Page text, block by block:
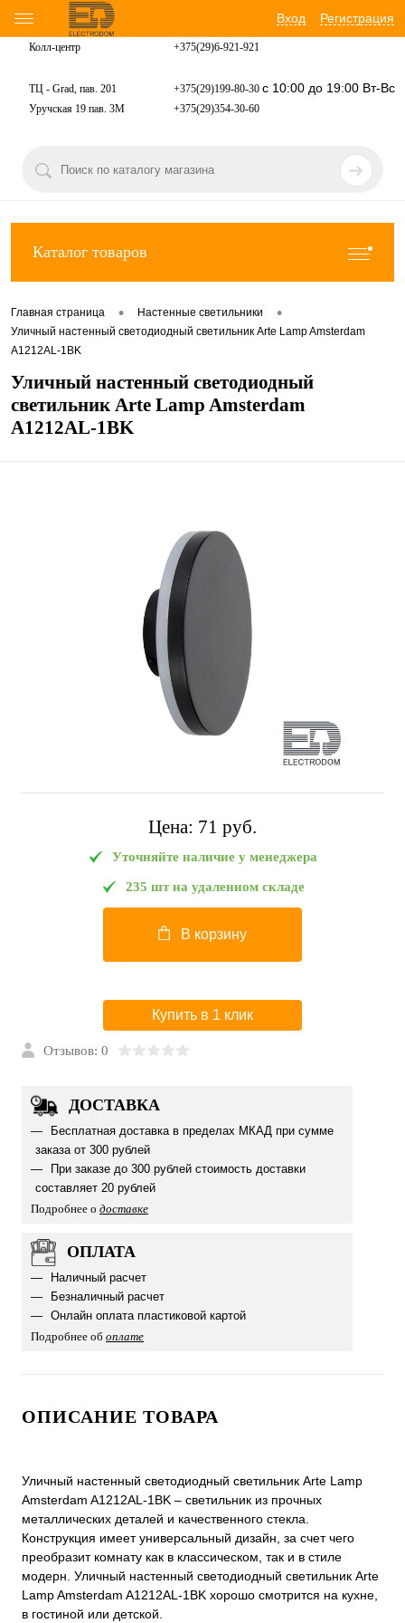
Вход Регистрация
Колл-центр +375(29)6-921-921
ТЦ - Grad, пав. 201 +375(29)199-80-30 с 10:00 до 19:00 Вт-Вс
Уручская 19 пав. 3М +375(29)354-30-60
Каталог товаров
Главная страница • Настенные светильники •
Уличный настенный светодиодный светильник Arte Lamp Amsterdam
A1212AL-1BK
Уличный настенный светодиодный
светильник Arte Lamp Amsterdam
A1212AL-1BK
Цена: 71 pуб.
Уточняйте наличие у менеджера
235 шт на удаленном складе
В корзину
Купить в 1 клик
Отзывов: 0
ДОСТАВКА
Бесплатная доставка в пределах МКАД при сумме
заказа от 300 рублей
При заказе до 300 рублей стоимость доставки
составляет 20 рублей
Подробнее о доставке
ОПЛАТА
Наличный расчет
Безналичный расчет
Онлайн оплата пластиковой картой
Подробнее об оплате
ОПИСАНИЕ ТОВАРА
Уличный настенный светодиодный светильник Arte Lamp
Amsterdam A1212AL-1BK – светильник из прочных
металлических деталей и качественного стекла.
Конструкция имеет универсальный дизайн, за счет чего
преобразит комнату как в классическом, так и в стиле
модерн. Уличный настенный светодиодный светильник Arte
Lamp Amsterdam A1212AL-1BK хорошо смотрится на кухне,
в гостиной или детской.